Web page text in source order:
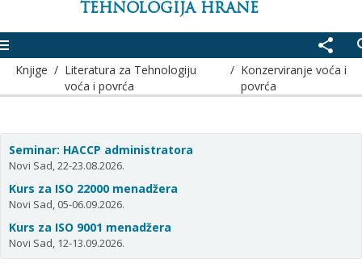
TEHNOLOGIJA HRANE
share
Knjige / Literatura za Tehnologiju
voća i povrća
/ Konzerviranje voća i
povrća
Seminar: HACCP administratora
Novi Sad, 22-23.08.2026.
Kurs za ISO 22000 menadžera
Novi Sad, 05-06.09.2026.
Kurs za ISO 9001 menadžera
Novi Sad, 12-13.09.2026.